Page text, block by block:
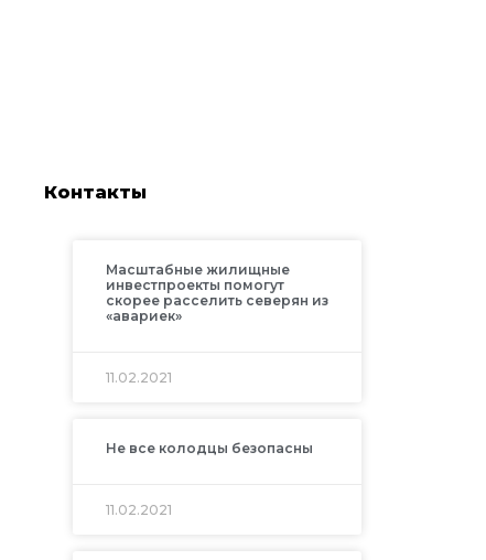
Контакты
Масштабные жилищные
инвестпроекты помогут
скорее расселить северян из
«авариек»
11.02.2021
Не все колодцы безопасны
11.02.2021